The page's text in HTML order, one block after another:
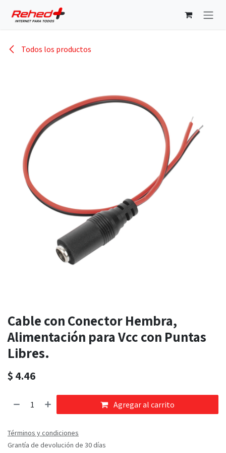
Todos los productos
Cable con Conector Hembra,
Alimentación para Vcc con Puntas
Libres.
$ 4.46
Agregar al carrito
Términos y condiciones
Grantía de devolución de 30 días